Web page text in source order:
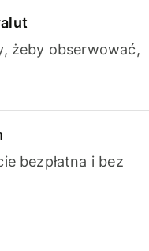
żeby obserwować,
bezpłatna i bez